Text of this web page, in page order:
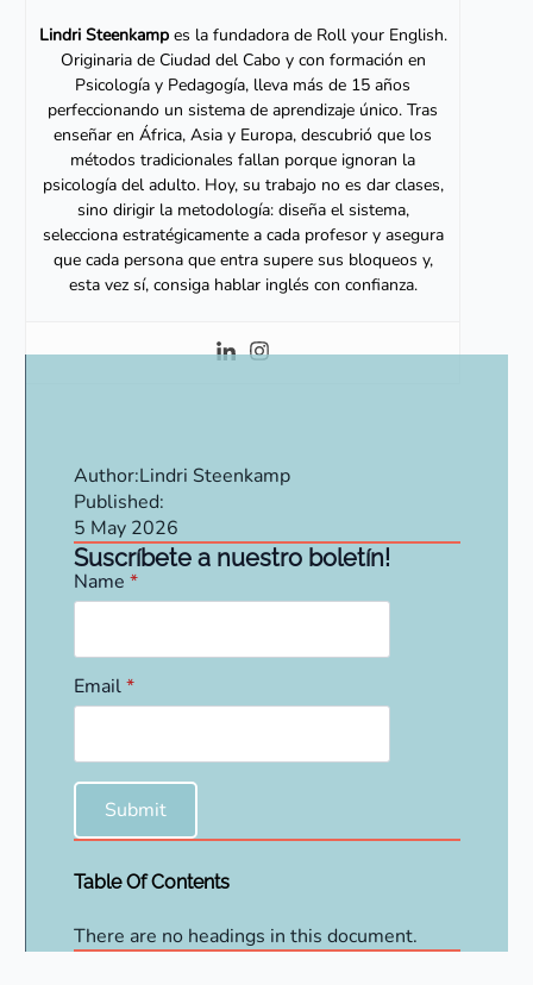
Lindri Steenkampes la fundadora de Roll your English.
Originaria de Ciudad del Cabo y con formación en
Psicología y Pedagogía, lleva más de 15 años
perfeccionando un sistema de aprendizaje único. Tras
enseñar en África, Asia y Europa, descubrió que los
métodos tradicionales fallan porque ignoran la
psicología del adulto. Hoy, su trabajo no es dar clases,
sino dirigir la metodología: diseña el sistema,
selecciona estratégicamente a cada profesor y asegura
que cada persona que entra supere sus bloqueos y,
esta vez sí, consiga hablar inglés con confianza.
Author:Lindri Steenkamp
Published:
5 May 2026
Suscríbete a nuestro boletín!
Name *
Email*
Submit
Table Of Contents
There are no headings in this document.